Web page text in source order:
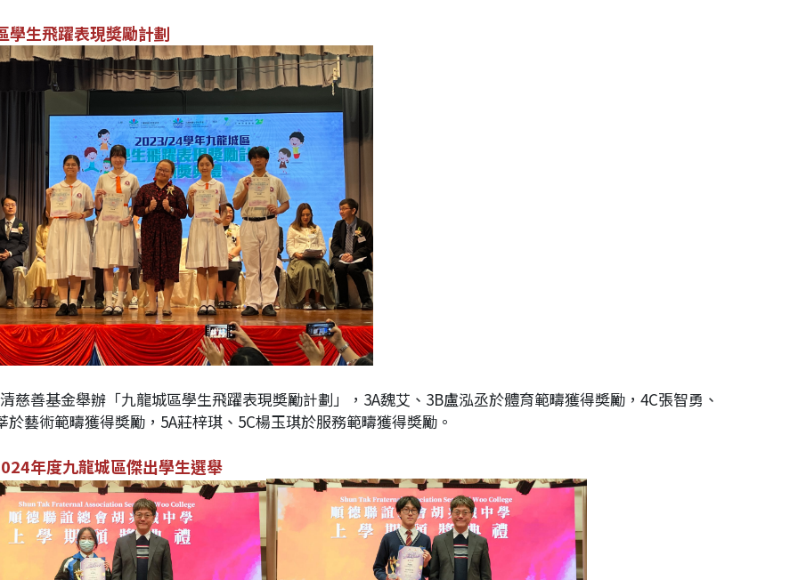
學生飛躍表現奬勵計劃
慈善基金舉辦「九龍城區學生飛躍表現奬勵計劃」，3A魏艾、3B盧泓丞於體育範疇獲得奬勵，4C張智勇、
於藝術範疇獲得奬勵，5A莊梓琪、5C楊玉琪於服務範疇獲得奬勵。
年度九龍城區傑出學生選舉